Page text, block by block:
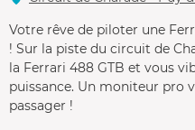
Votre rêve de piloter une
! Sur la piste du circuit de
la Ferrari 488 GTB et vous
puissance. Un moniteur pro
passager !